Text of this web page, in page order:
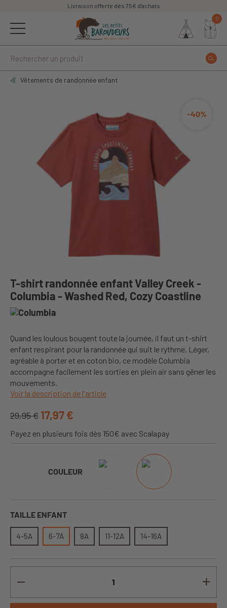
Livraison offerte dès 75€ d'achats
0
Vêtements de randonnée enfant
-40%
T-shirt randonnée enfant Valley Creek -
Columbia - Washed Red, Cozy Coastline
Quand les loulous bougent toute la journée, il faut un t-shirt
enfant respirant pour la randonnée qui suit le rythme. Léger,
agréable à porter et en coton bio, ce modèle Columbia
accompagne facilement les sorties en plein air sans gêner les
mouvements.
Voir la description de l'article
29,95 € 17,97 €
Payez en plusieurs fois dès 150€ avec Scalapay
COULEUR
TAILLE ENFANT
4-5A 6-7A 8A 11-12A 14-16A